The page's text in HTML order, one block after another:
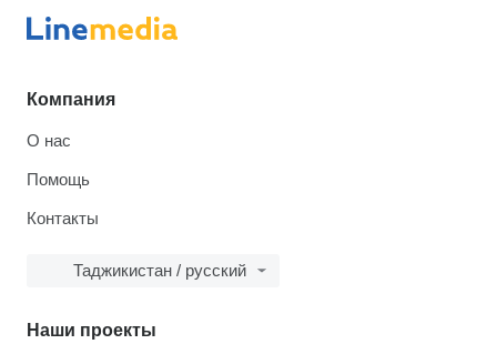
Компания
О нас
Помощь
Контакты
Таджикистан / русский
Наши проекты